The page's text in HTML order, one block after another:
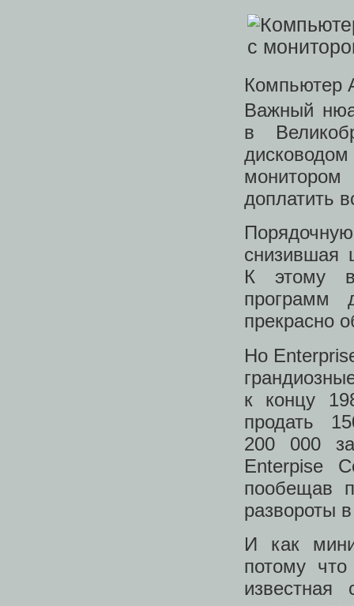
Компьютер
Важный
в
доплатить
снизившая
К этому
программ
прекрасно
Но
к концу
продать
200 000
Enterpise
пообещав
развороты
И как
потому
известная